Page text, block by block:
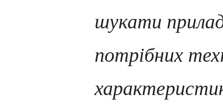
шукати
потрібних